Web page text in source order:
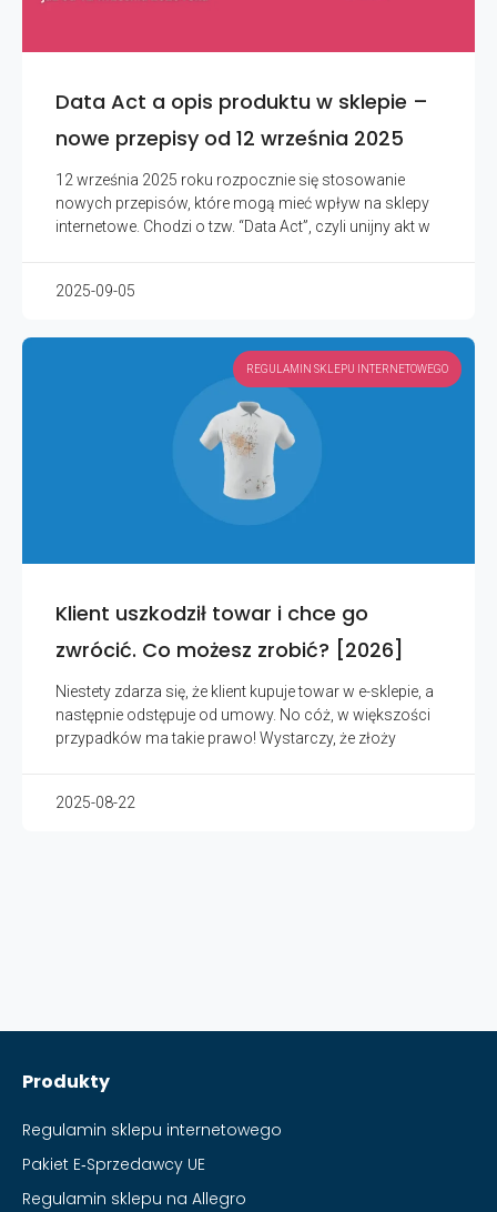
Data Act a opis produktu w sklepie –
nowe przepisy od 12 września 2025
12 września 2025 roku rozpocznie się stosowanie
nowych przepisów, które mogą mieć wpływ na sklepy
internetowe. Chodzi o tzw. “Data Act”, czyli unijny akt w
2025-09-05
REGULAMIN SKLEPU INTERNETOWEGO
Klient uszkodził towar i chce go
zwrócić. Co możesz zrobić? [2026]
Niestety zdarza się, że klient kupuje towar w e-sklepie, a
następnie odstępuje od umowy. No cóż, w większości
przypadków ma takie prawo! Wystarczy, że złoży
2025-08-22
Produkty
Regulamin sklepu internetowego
Pakiet E‑Sprzedawcy UE
Regulamin sklepu na Allegro